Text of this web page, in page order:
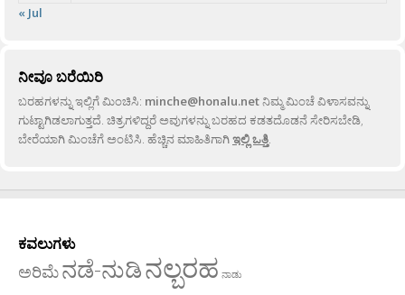
« Jul
ನೀವೂ ಬರೆಯಿರಿ
ಬರಹಗಳನ್ನು ಇಲ್ಲಿಗೆ ಮಿಂಚಿಸಿ: minche@honalu.netನಿಮ್ಮ ಮಿಂಚೆ ವಿಳಾಸವನ್ನು
ಗುಟ್ಟಾಗಿಡಲಾಗುತ್ತದೆ. ಚಿತ್ರಗಳಿದ್ದರೆ ಅವುಗಳನ್ನು ಬರಹದ ಕಡತದೊಡನೆ ಸೇರಿಸಬೇಡಿ,
ಬೇರೆಯಾಗಿ ಮಿಂಚೆಗೆ ಅಂಟಿಸಿ. ಹೆಚ್ಚಿನ ಮಾಹಿತಿಗಾಗಿಇಲ್ಲಿ ಒತ್ತಿ.
ಕವಲುಗಳು
ಅರಿಮೆನಡೆ-ನುಡಿನಲ್ಬರಹ ನಾಡು